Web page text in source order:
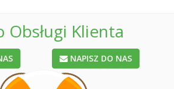
Obsługi Klienta
NAPISZ DO NAS